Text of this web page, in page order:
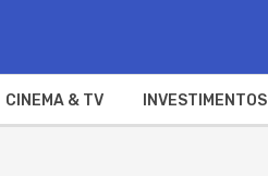
CINEMA & TV INVESTIMENTOS